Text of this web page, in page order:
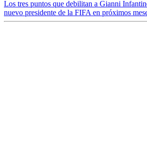
Los tres puntos que debilitan a Gianni
nuevo presidente de la FIFA en próximos